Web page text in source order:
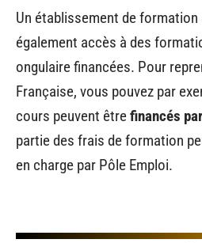
Un établissement de
également accès à des
ongulaire financées. Pour
Française, vous pouvez par
cours peuvent êtrefinancés
partie des frais de formation
en charge par Pôle Emploi.